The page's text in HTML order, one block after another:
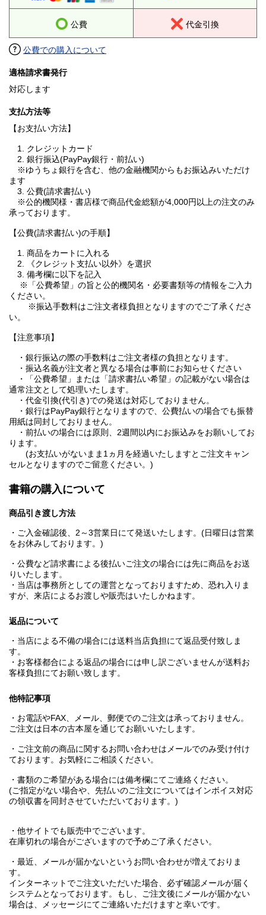
公費 代金引換
公費での購入について
適格請求書発行
対応します
支払方法等
【お支払い方法】
1. クレジットカード
2. 銀行振込(PayPay銀行・前払い)
※ゆうちょ銀行を含む、他の金融機関からもお振込みいただけ
ます
3. 公費(請求書払い)
※公的機関様・書店様で商品代金総額が4,000円以上の注文のみ
承っております。
【公費(請求書払い)の手順】
1. 商品をカートに入れる
2. 《クレジット支払い以外》を選択
3. 備考欄に以下を記入
※「公費希望」の旨と公的機関名・必要書類等の情報をご入力
ください。
※振込手数料はご注文者様負担となりますのでご了承くださ
い。
【注意事項】
・銀行振込の際の手数料はご注文者様の負担となります。
・振込名義が注文者と異なる場合は事前にお知らせください
・「公費希望」または「請求書払い希望」の記載がない場合は
通常注文として処理いたします。
・代金引換(代引き)での発送は対応しておりません。
・銀行はPayPay銀行となりますので、公費払いの場合でも振替
用紙は同封しておりません。
・前払いの場合には原則、2週間以内にお振込みをお願いしてお
ります。
(お支払いがないまま1ヵ月を経過いたしますとご注文キャン
セルとなりますのでご留意ください。)
書籍の購入について
商品引き渡し方法
・ご入金確認後、2～3営業日にて発送いたします。(日曜日は営業
をお休みしております。)
・公費など請求書による後払いご注文の場合には先に商品をお送
りいたします。
・当店は事務所としての運営となっておりますため、恐れ入りま
すが、来店によるお渡しや販売はいたしかねます。
返品について
・当店による不備の場合には送料当店負担にて返品受付致しま
す。
・お客様都合による返品の場合には申し訳ございませんが送料お
客様負担にてお願い致します。
他特記事項
・お電話やFAX、メール、郵便でのご注文は承っておりません。
ご注文は日本の古本屋を通じてお願いいたします。
・ご注文前の商品に関するお問い合わせはメールでのみ受け付け
ております。お気軽にご相談ください。
・書類のご希望がある場合には備考欄にてご連絡ください。
(ご指定がない場合や、先払いのご注文についてはインボイス対応
の領収書を同封させていただいております。)
・他サイトでも販売中でございます。
在庫切れの場合がございますので予めご了承ください。
・最近、メールが届かないというお問い合わせが増えておりま
す。
インターネットでご注文いただいた場合、必ず確認メールが届く
システムとなっております。もし、ご注文後にメールが届かない
場合は、メッセージにてご連絡いただけますと幸いです。